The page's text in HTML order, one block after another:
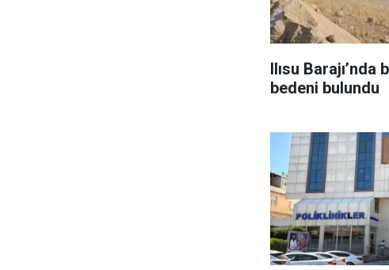
Ilısu Barajı’nda
bedeni bulundu